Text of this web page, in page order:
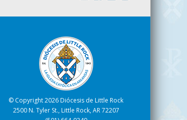
© Copyright 2026 Diócesis de Little Rock
2500 N. Tyler St., Little Rock, AR 72207